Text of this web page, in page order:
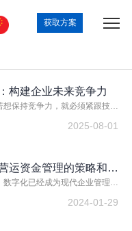
获取方案
构建企业未来竞争力
保持竞争力，就必须紧跟技术
平台，正是企业迈向数字化未
2025-08-01
运资金管理的策略和原
字化已经成为现代企业管理的
重视。今天将探讨数字化转营运
2024-01-29